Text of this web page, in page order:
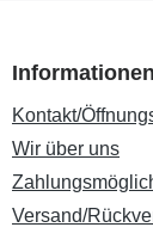
Informationen
Kontakt/
Wir über uns
Versand/